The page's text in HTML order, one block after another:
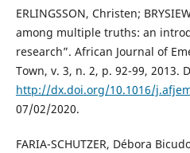
ERLINGSSON, Christen;
among multiple truths: an
research”. African Journal of
Town, v. 3, n. 2, p. 92-99, 2013.
http://dx.doi.org/10.1016/
07/02/2020.
FARIA-SCHUTZER, Débora